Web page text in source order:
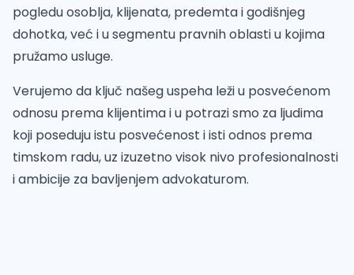
pogledu osoblja, klijenata, predemta i godišnjeg
dohotka, već i u segmentu pravnih oblasti u kojima
pružamo usluge.
Verujemo da ključ našeg uspeha leži u posvećenom
odnosu prema klijentima i u potrazi smo za ljudima
koji poseduju istu posvećenost i isti odnos prema
timskom radu, uz izuzetno visok nivo profesionalnosti
i ambicije za bavljenjem advokaturom.